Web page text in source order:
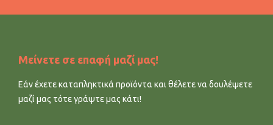
Μείνετε σε επαφή μαζί μας!
Εάν έχετε καταπληκτικά προϊόντα και θέλετε να δουλέψετε
μαζί μας τότε γράψτε μας κάτι!